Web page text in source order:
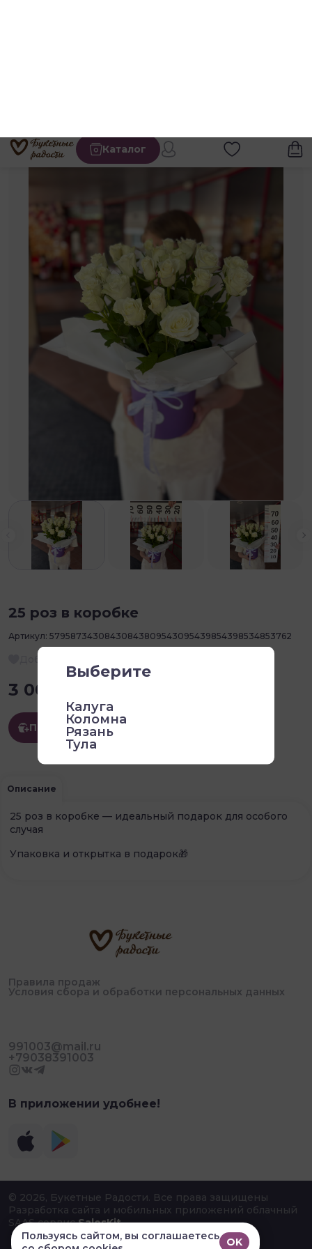
25 роз в коробке
25 роз в коробке
Артикул:
Добавить в избранное
3 000 ₽ / 1 шт
Подарить
25 роз в коробке — идеальный подарок для особого
случая
Упаковка и открытка в подарок🎁
Правила продаж
Условия сбора и обработки персональных данных
991003@mail.ru
+79038391003
В приложении удобнее!
© 2026, Букетные Радости. Все права защищены
Разработка сайта и мобильных приложений облачный
SAAS сервис
SalesKit
Пользуясь сайтом, вы соглашаетесь
со сбором cookies
Выберите
Калуга
Тула